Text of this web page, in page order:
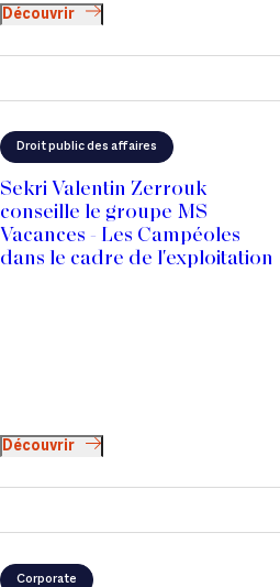
Découvrir
Droit public des affaires
Sekri Valentin Zerrouk
conseille le groupe MS
Vacances - Les Campéoles
dans le cadre de l'exploitation
Découvrir
Corporate